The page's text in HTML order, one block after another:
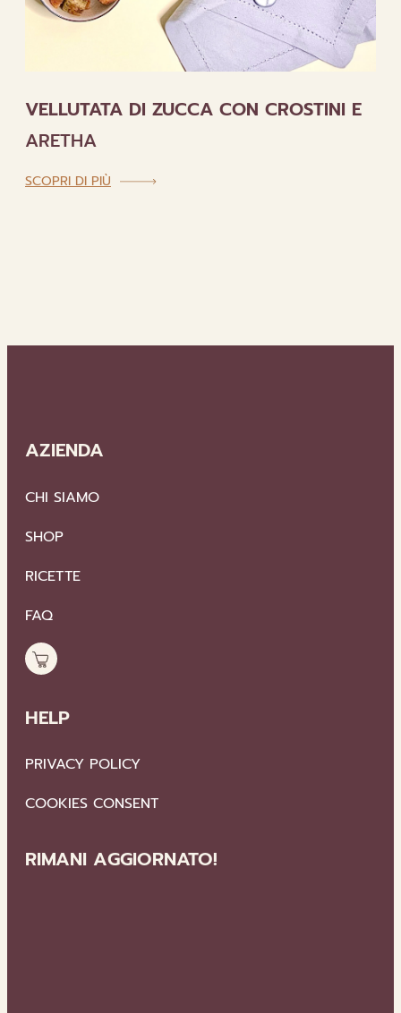
VELLUTATA DI ZUCCA CON CROSTINI E
ARETHA
SCOPRI DI PIÙ
AZIENDA
CHI SIAMO
SHOP
RICETTE
FAQ
HELP
PRIVACY POLICY
COOKIES CONSENT
RIMANI AGGIORNATO!